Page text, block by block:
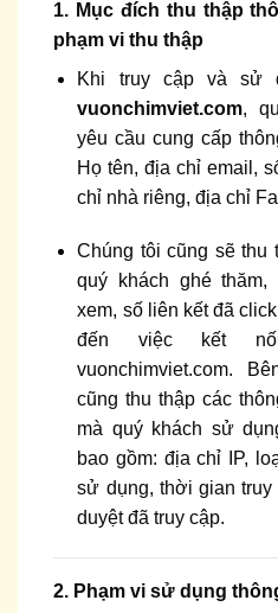
1. Mục đích thu thập
phạm vi thu thập
Khi truy cập và sử
vuonchimviet.com,
yêu cầu cung cấp
Họ tên, địa chỉ email,
chỉ nhà riêng, địa chỉ
Chúng tôi cũng sẽ thu
quý khách ghé
xem, số liên kết đã
đến việc kết
vuonchimviet.com.
cũng thu thập các
mà quý khách sử
bao gồm: địa chỉ IP,
sử dụng, thời gian
duyệt đã truy cập.
2. Phạm vi sử dụng